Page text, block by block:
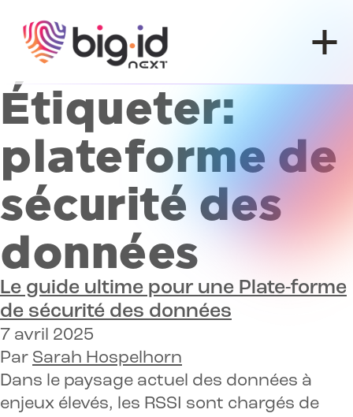
Étiqueter:
plateforme de
sécurité des
données
Le guide ultime pour une Plate-forme
de sécurité des données
7 avril 2025
Par Sarah Hospelhorn
Dans le paysage actuel des données à
enjeux élevés, les RSSI sont chargés de